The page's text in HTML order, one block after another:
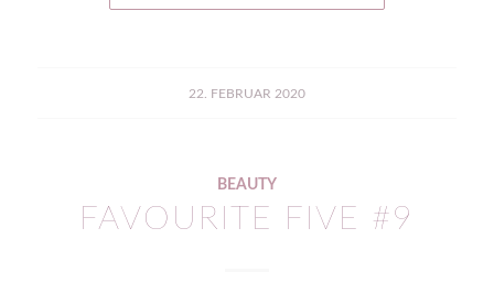
22. FEBRUAR 2020
BEAUTY
FAVOURITE FIVE #9